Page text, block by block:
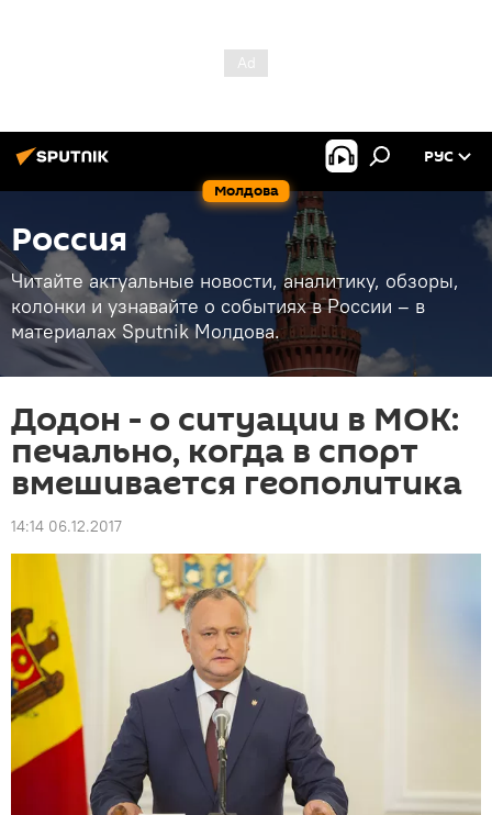
Молдова
РУС
Россия
Читайте актуальные новости, аналитику, обзоры,
колонки и узнавайте о событиях в России – в
материалах Sputnik Молдова.
Додон - о ситуации в МОК:
печально, когда в спорт
вмешивается геополитика
14:14 06.12.2017